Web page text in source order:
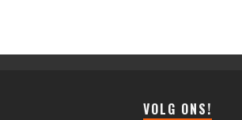
VOLG ONS!